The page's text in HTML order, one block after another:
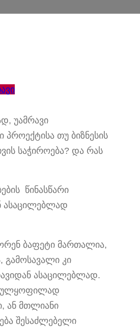
უამრავი
თუ ბიზნესის
საჭიროება? და რას
წინასწარი
ასაცილებლად
ბაფეტი მართალია,
გამოსავალი კი
ასაცილებლად.
ან მთლიანი
შესაძლებელი